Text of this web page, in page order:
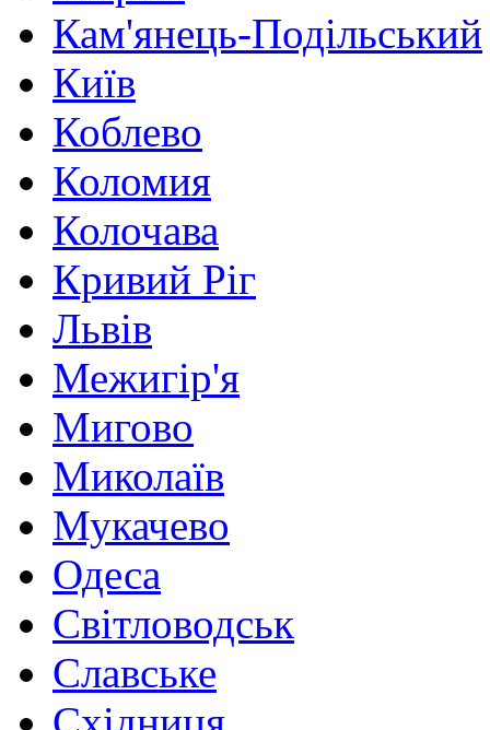
Кам'янець-Подільський
Київ
Коблево
Коломия
Колочава
Кривий Ріг
Львів
Межигір'я
Мигово
Миколаїв
Мукачево
Одеса
Світловодськ
Славське